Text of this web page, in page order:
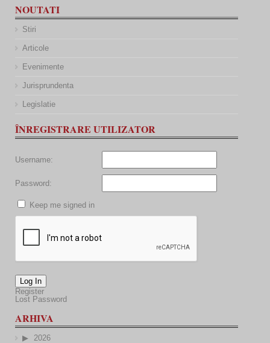
NOUTATI
Stiri
Articole
Evenimente
Jurisprundenta
Legislatie
ÎNREGISTRARE UTILIZATOR
Username:
Password:
Keep me signed in
Log In
Register
Lost Password
ARHIVA
2026